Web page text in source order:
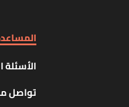
الأسئلة
تواصل